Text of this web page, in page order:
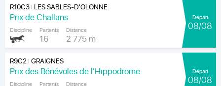
R10C3| LES SABLES-D'OLONNE
Prix de Challans
Discipline Partants
16
Distance
2 775 m
Départ
08/08
R9C2|GRAIGNES
Prix des Bénévoles de l'Hippodrome
Discipline Partants Distance
Départ
08/08